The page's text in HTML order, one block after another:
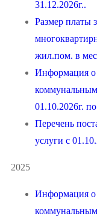
31.12.2026г..
Размер платы
жил.пом. в
Информация о
коммунальным
01.10.2026г.
Перечень
услуги с
2025
Информация о
коммунальным